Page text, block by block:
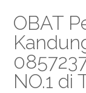
OBAT
NO.1 di